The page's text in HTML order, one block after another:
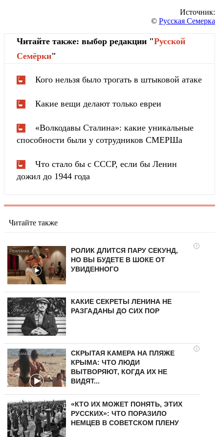
Источник:
© Русская Семерка
Читайте также: выбор редакции "Русской
Cемёрки"
Кого нельзя было трогать в штыковой атаке
Какие вещи делают только евреи
«Волкодавы Сталина»: какие уникальные
способности были у сотрудников СМЕРШа
Что стало бы с СССР, если бы Ленин
дожил до 1944 года
Читайте также
i
РОЛИК ДЛИТСЯ ПАРУ СЕКУНД,
НО ВЫ БУДЕТЕ В ШОКЕ ОТ
УВИДЕННОГО
КАКИЕ СЕКРЕТЫ ЛЕНИНА НЕ
РАЗГАДАНЫ ДО СИХ ПОР
i
СКРЫТАЯ КАМЕРА НА ПЛЯЖЕ
КРЫМА: ЧТО ЛЮДИ
ВЫТВОРЯЮТ, КОГДА ИХ НЕ
ВИДЯТ...
«КТО ИХ МОЖЕТ ПОНЯТЬ, ЭТИХ
РУССКИХ»: ЧТО ПОРАЗИЛО
НЕМЦЕВ В СОВЕТСКОМ ПЛЕНУ